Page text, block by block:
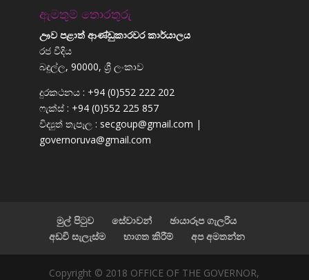
ඇමතුම් තොරතුරු
ඌව පළාත් ආණ්ඩුකාරවර කාර්යාලය
රජ වීදිය
බදුල්ල, 90000, ශ්‍රී ලංකාව
දුරකථනය : +94 (0)552 222 202
ෆැක්ස් : +94 (0)552 225 857
විද්‍යුත් තැපෑල : secgoup@gmail.com |
governoruva@gmail.com
මුල් පිටුව සේවාවන්
ඡායාරූප ගැලරිය
අඩවි සැලැස්ම
භාගත කිරීම් අප අමතන්න
Copyright © 2018 OFFICE OF THE GOVERNOR,